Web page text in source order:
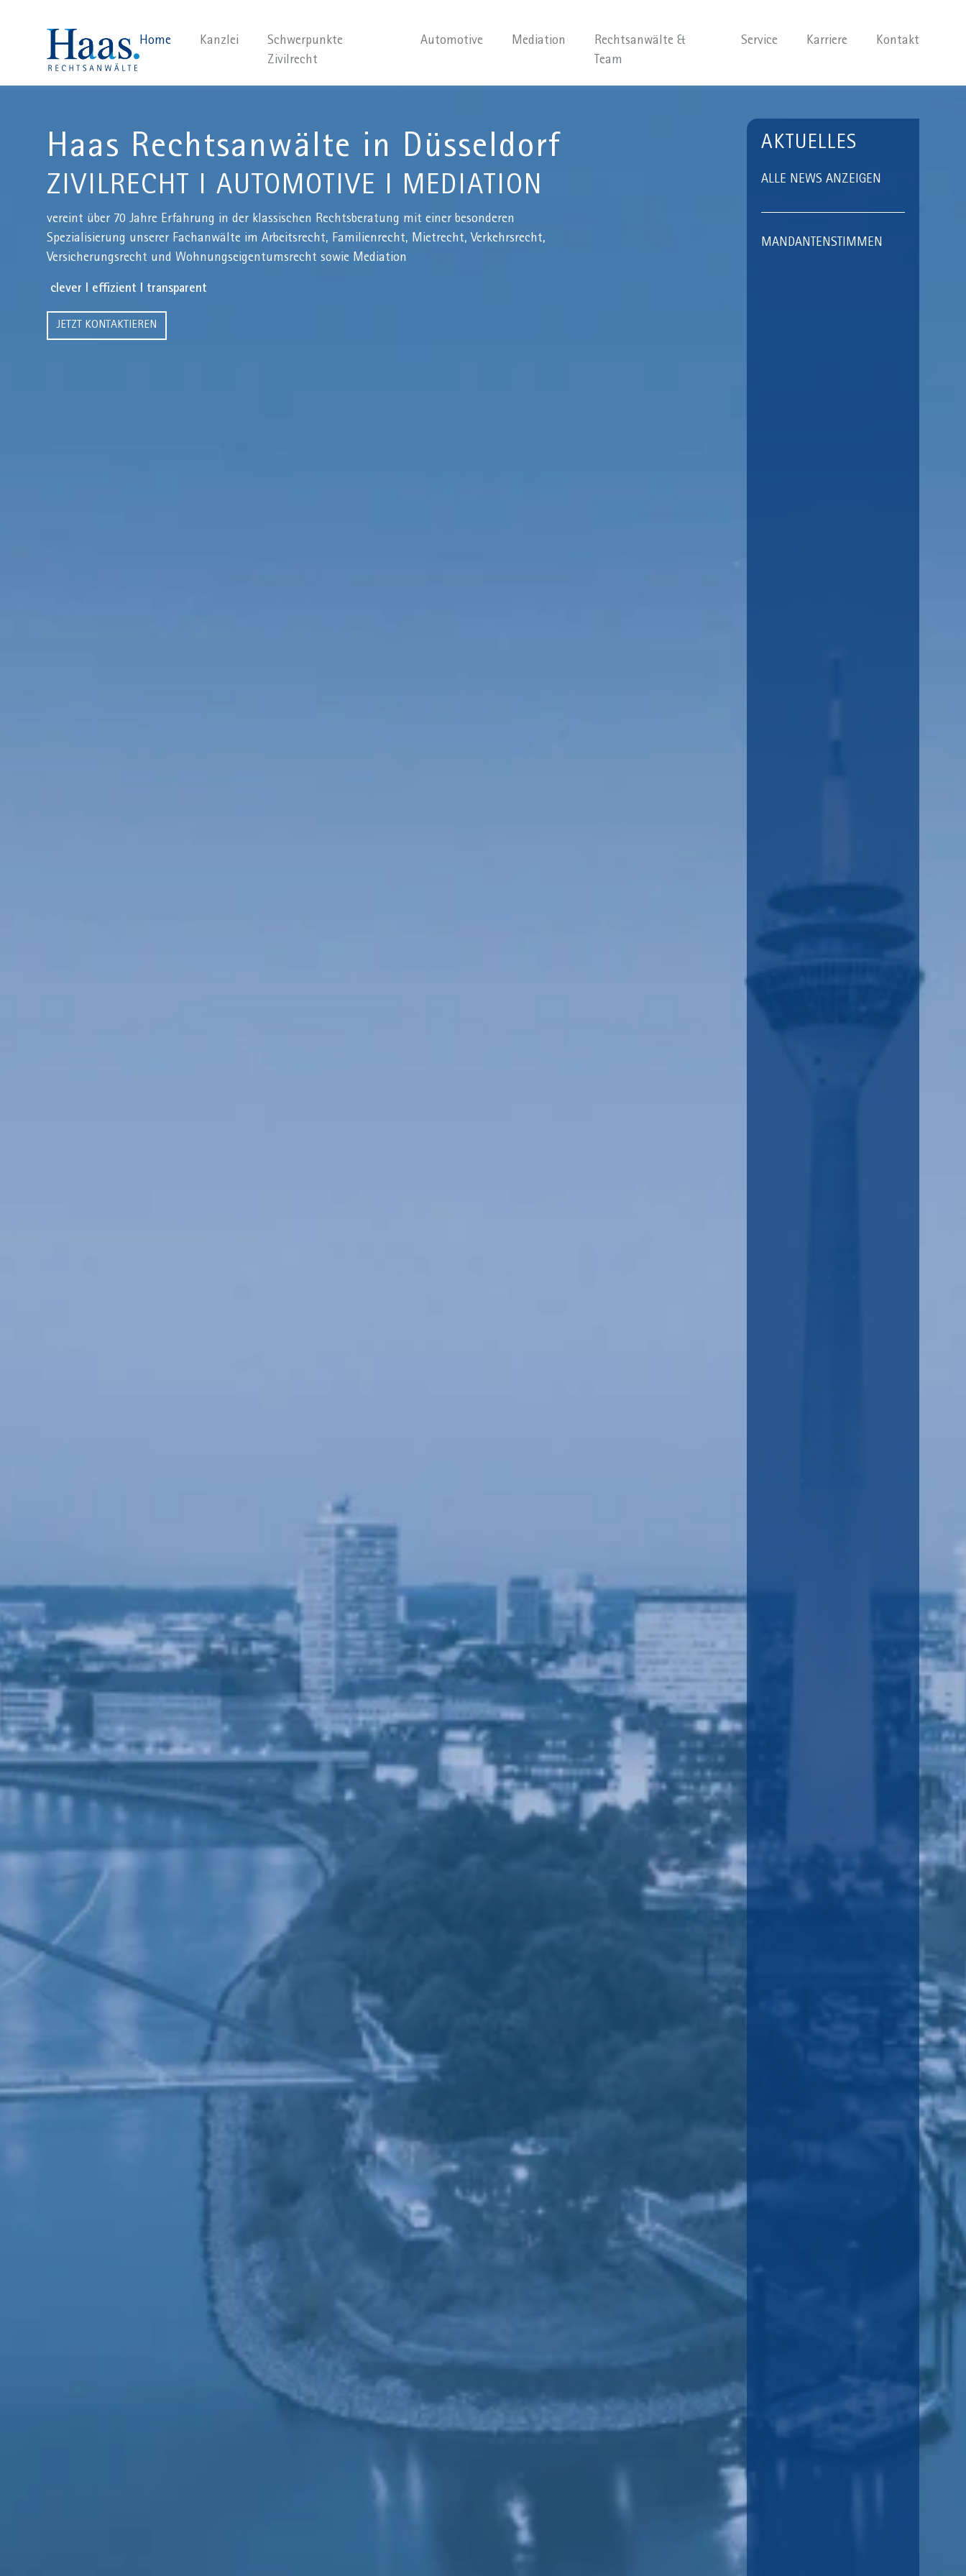
Home Kanzlei
Schwerpunkte
Zivilrecht
Automotive Mediation
Rechtsanwälte &
Team
Service Karriere Kontakt
Haas Rechtsanwälte in Düsseldorf
ZIVILRECHT I AUTOMOTIVE I MEDIATION
vereint über 70 Jahre Erfahrung in der klassischen Rechtsberatung mit einer besonderen
Spezialisierung unserer Fachanwälte im Arbeitsrecht, Familienrecht, Mietrecht, Verkehrsrecht,
Versicherungsrecht und Wohnungseigentumsrecht sowie Mediation
clever I effizient I transparent
JETZT KONTAKTIEREN
AKTUELLES
ALLE NEWS ANZEIGEN
MANDANTENSTIMMEN